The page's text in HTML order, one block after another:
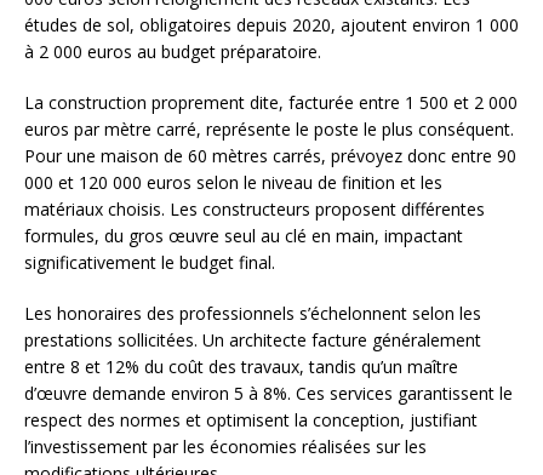
études de sol, obligatoires depuis 2020, ajoutent environ 1 000
à 2 000 euros au budget préparatoire.
La construction proprement dite, facturée entre 1 500 et 2 000
euros par mètre carré, représente le poste le plus conséquent.
Pour une maison de 60 mètres carrés, prévoyez donc entre 90
000 et 120 000 euros selon le niveau de finition et les
matériaux choisis. Les constructeurs proposent différentes
formules, du gros œuvre seul au clé en main, impactant
significativement le budget final.
Les honoraires des professionnels s’échelonnent selon les
prestations sollicitées. Un architecte facture généralement
entre 8 et 12% du coût des travaux, tandis qu’un maître
d’œuvre demande environ 5 à 8%. Ces services garantissent le
respect des normes et optimisent la conception, justifiant
l’investissement par les économies réalisées sur les